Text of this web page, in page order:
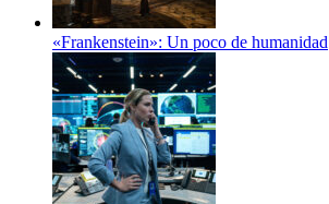
«Frankenstein»: Un poco de humanidad